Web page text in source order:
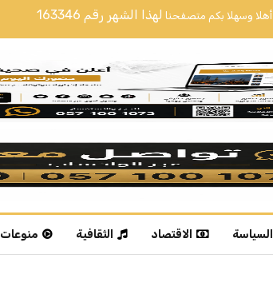
أهلا وسهلا بكم متصفحنا لهذا الشهر رقم 163346
السياسة الاقتصاد الثقافية منوعات